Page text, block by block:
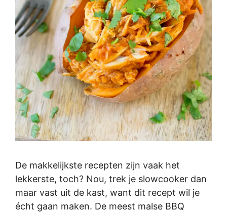
De makkelijkste recepten zijn vaak het
lekkerste, toch? Nou, trek je slowcooker dan
maar vast uit de kast, want dit recept wil je
écht gaan maken. De meest malse BBQ